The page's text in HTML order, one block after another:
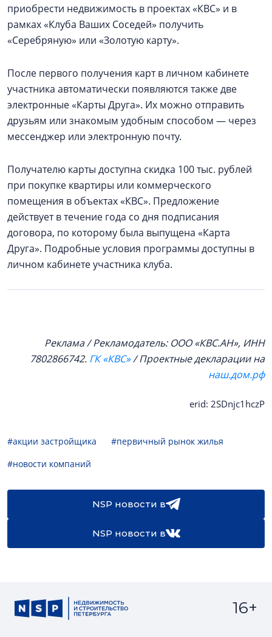
приобрести недвижимость в проектах «КВС» и в
рамках «Клуба Ваших Соседей» получить
«Серебряную» или «Золотую карту».
После первого получения карт в личном кабинете
участника автоматически появляются также две
электронные «Карты Друга». Их можно отправить
друзьям или знакомым удобным способом — через
мессенджер или электронную почту.
Получателю карты доступна скидка 100 тыс. рублей
при покупке квартиры или коммерческого
помещения в объектах «КВС». Предложение
действует в течение года со дня подписания
договора, по которому была выпущена «Карта
Друга». Подробные условия программы доступны в
личном кабинете участника клуба.
Реклама / Рекламодатель: ООО «КВС.АН», ИНН
7802866742. ГК «КВС»/ Проектные декларации на
наш.дом.рф
erid: 2SDnjc1hczP
#акции застройщика
#первичный рынок жилья
#новости компаний
NSP новости в
NSP новости в
16+